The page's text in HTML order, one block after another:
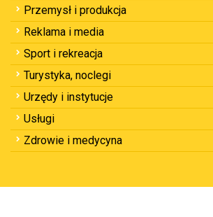
Przemysł i produkcja
Reklama i media
Sport i rekreacja
Turystyka, noclegi
Urzędy i instytucje
Usługi
Zdrowie i medycyna